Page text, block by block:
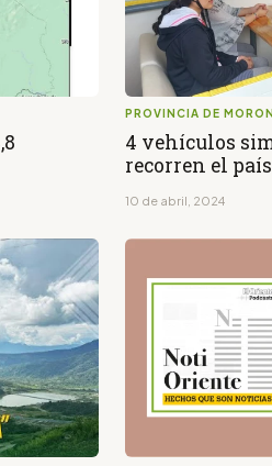
PROVINCIA DE
4 vehículos
recorren el país
10 de abril, 2024